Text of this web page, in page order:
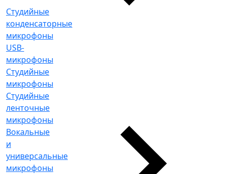
Студийные
конденсаторные
микрофоны
USB-
микрофоны
Студийные
микрофоны
Студийные
ленточные
микрофоны
Вокальные
и
универсальные
микрофоны